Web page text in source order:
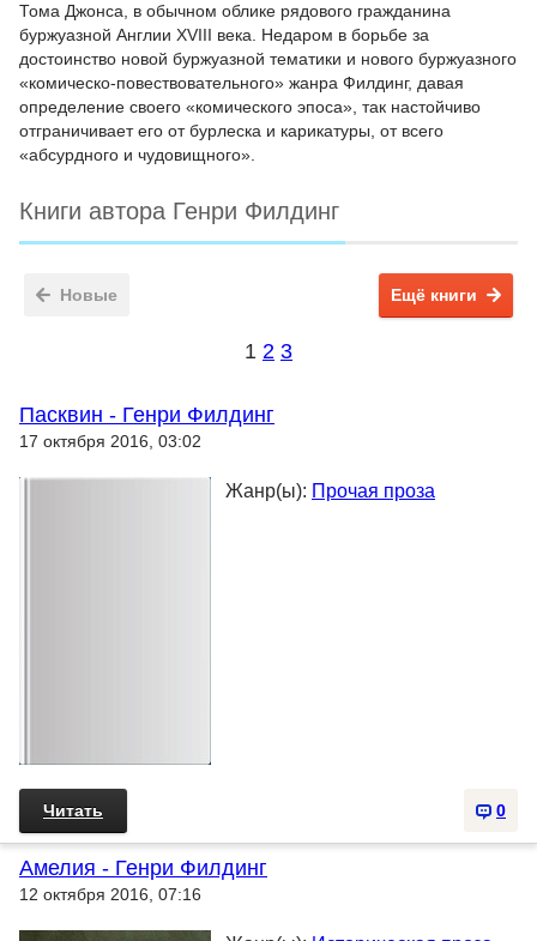
Тома Джонса, в обычном облике рядового гражданина
буржуазной Англии XVIII века. Недаром в борьбе за
достоинство новой буржуазной тематики и нового буржуазного
«комическо-повествовательного» жанра Филдинг, давая
определение своего «комического эпоса», так настойчиво
отграничивает его от бурлеска и карикатуры, от всего
«абсурдного и чудовищного».
Книги автора Генри Филдинг
Новые Ещё книги
1 2 3
Пасквин - Генри Филдинг
17 октября 2016, 03:02
Жанр(ы): Прочая проза
0
Читать
Амелия - Генри Филдинг
12 октября 2016, 07:16